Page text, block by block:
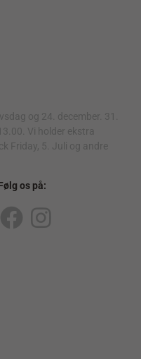
og 24. december. 31.
Vi holder ekstra
Friday, 5. Juli og andre
os på:
F
I